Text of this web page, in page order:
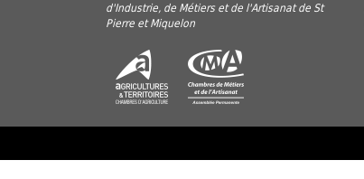
d'Industrie, de Métiers et de l'Artisanat de St
Pierre et Miquelon